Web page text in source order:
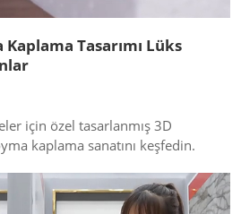
Tasarımı Lüks
için özel tasarlanmış 3D
kaplama sanatını keşfedin.
duvarlarına
Pansuman panelin